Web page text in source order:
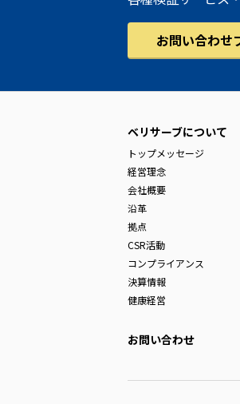
お問い合わせ
ベリサーブについて
トップメッセージ
経営理念
会社概要
沿革
拠点
CSR活動
コンプライアンス
決算情報
健康経営
お問い合わせ